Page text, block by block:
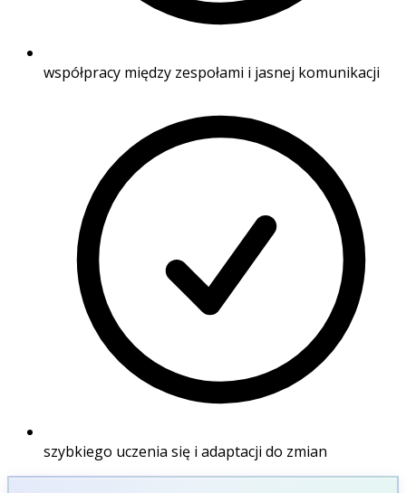
współpracy między zespołami i jasnej komunikacji
szybkiego uczenia się i adaptacji do zmian